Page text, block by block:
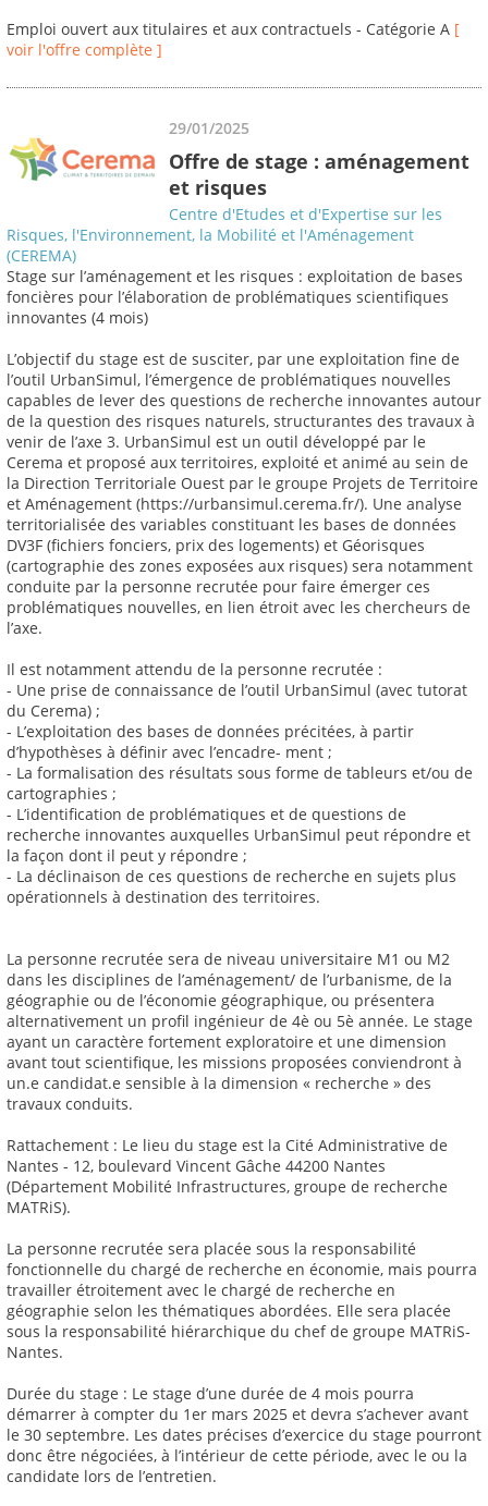
Emploi ouvert aux titulaires et aux contractuels - Catégorie A [
voir l'offre complète ]
29/01/2025
Offre de stage : aménagement
et risques
Centre d'Etudes et d'Expertise sur les
Risques, l'Environnement, la Mobilité et l'Aménagement
(CEREMA)
Stage sur l’aménagement et les risques : exploitation de bases
foncières pour l’élaboration de problématiques scientifiques
innovantes (4 mois)
L’objectif du stage est de susciter, par une exploitation fine de
l’outil UrbanSimul, l’émergence de problématiques nouvelles
capables de lever des questions de recherche innovantes autour
de la question des risques naturels, structurantes des travaux à
venir de l’axe 3. UrbanSimul est un outil développé par le
Cerema et proposé aux territoires, exploité et animé au sein de
la Direction Territoriale Ouest par le groupe Projets de Territoire
et Aménagement (https://urbansimul.cerema.fr/). Une analyse
territorialisée des variables constituant les bases de données
DV3F (fichiers fonciers, prix des logements) et Géorisques
(cartographie des zones exposées aux risques) sera notamment
conduite par la personne recrutée pour faire émerger ces
problématiques nouvelles, en lien étroit avec les chercheurs de
l’axe.
Il est notamment attendu de la personne recrutée :
- Une prise de connaissance de l’outil UrbanSimul (avec tutorat
du Cerema) ;
- L’exploitation des bases de données précitées, à partir
d’hypothèses à définir avec l’encadre- ment ;
- La formalisation des résultats sous forme de tableurs et/ou de
cartographies ;
- L’identification de problématiques et de questions de
recherche innovantes auxquelles UrbanSimul peut répondre et
la façon dont il peut y répondre ;
- La déclinaison de ces questions de recherche en sujets plus
opérationnels à destination des territoires.
La personne recrutée sera de niveau universitaire M1 ou M2
dans les disciplines de l’aménagement/ de l’urbanisme, de la
géographie ou de l’économie géographique, ou présentera
alternativement un profil ingénieur de 4è ou 5è année. Le stage
ayant un caractère fortement exploratoire et une dimension
avant tout scientifique, les missions proposées conviendront à
un.e candidat.e sensible à la dimension « recherche » des
travaux conduits.
Rattachement : Le lieu du stage est la Cité Administrative de
Nantes - 12, boulevard Vincent Gâche 44200 Nantes
(Département Mobilité Infrastructures, groupe de recherche
MATRiS).
La personne recrutée sera placée sous la responsabilité
fonctionnelle du chargé de recherche en économie, mais pourra
travailler étroitement avec le chargé de recherche en
géographie selon les thématiques abordées. Elle sera placée
sous la responsabilité hiérarchique du chef de groupe MATRiS-
Nantes.
Durée du stage : Le stage d’une durée de 4 mois pourra
démarrer à compter du 1er mars 2025 et devra s’achever avant
le 30 septembre. Les dates précises d’exercice du stage pourront
donc être négociées, à l’intérieur de cette période, avec le ou la
candidate lors de l’entretien.